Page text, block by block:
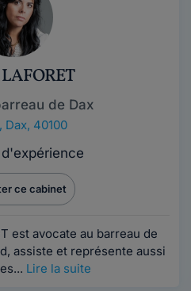
de Dax
, Dax, 40100
ce cabinet
est avocate au barreau de
assiste et représente aussi
Lire la suite